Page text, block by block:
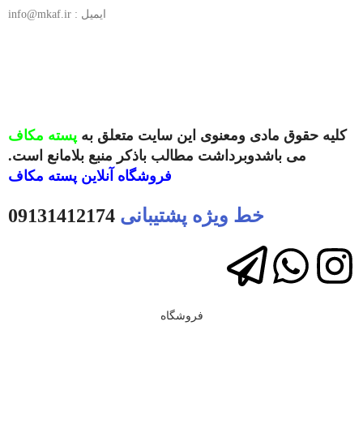
ایمیل : info@mkaf.ir
کلیه حقوق مادی ومعنوی این سایت متعلق به پسته مکاف
می باشدوبرداشت مطالب باذکر منبع بلامانع است.
فروشگاه آنلاین پسته مکاف
خط ویژه پشتیبانی 09131412174
فروشگاه